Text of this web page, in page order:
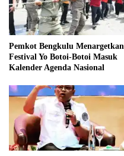
Pemkot Bengkulu Menargetkan
Festival Yo Botoi-Botoi Masuk
Kalender Agenda Nasional